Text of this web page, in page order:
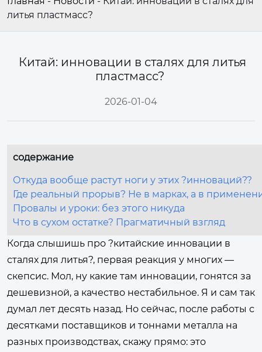
литья пластмасс?
Китай: инновации в сталях для литья
пластмасс?
2026-01-04
содержание
Откуда вообще растут ноги у этих ?инноваций??
Где реальный прорыв? Не в марках, а в
Провалы и уроки: без этого никуда
Что в сухом остатке? Прагматичный взгляд
Когда слышишь про ?китайские инновации в
сталях для литья?, первая реакция у многих —
скепсис. Мол, ну какие там инновации, гонятся за
дешевизной, а качество нестабильное. Я и сам так
думал лет десять назад. Но сейчас, после работы с
десятками поставщиков и тоннами металла на
разных производствах, скажу прямо: это